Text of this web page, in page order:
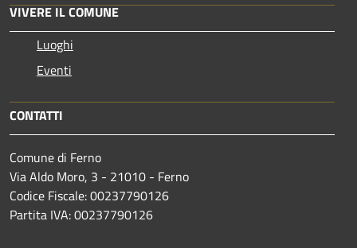
VIVERE IL COMUNE
Luoghi
Eventi
CONTATTI
Comune di Ferno
Via Aldo Moro, 3 - 21010 - Ferno
Codice Fiscale: 00237790126
Partita IVA: 00237790126